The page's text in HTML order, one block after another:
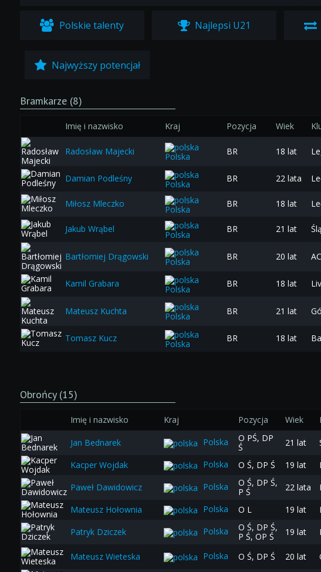
Polskie talenty Najlepsi U21
Najwyższy potencjał
Bramkarze (8)
Imię i nazwisko Kraj Pozycja Wiek
Radosław Majecki Polska BR 18 lat
Damian Podleśny Polska BR 22 lata
Miłosz Mleczko Polska BR 18 lat
Jakub Wrąbel Polska BR 21 lat
Bartłomiej Drągowski Polska BR 20 lat
Kamil Grabara Polska BR 18 lat
Mateusz Kuchta Polska BR 21 lat
Tomasz Kucz Polska BR 18 lat
Obrońcy (15)
Imię i nazwisko Kraj Pozycja Wiek
Jan Bednarek Polska
O PŚ, DP
Ś
21 lat
Kacper Wojdak Polska O Ś, DP Ś 19 lat
Paweł Dawidowicz Polska
O Ś, DP Ś,
P Ś
22 lata
Mateusz Hołownia Polska O L 19 lat
Patryk Dziczek Polska
O Ś, DP Ś,
P Ś, OP Ś
19 lat
Mateusz Wieteska Polska O Ś, DP Ś 20 lat